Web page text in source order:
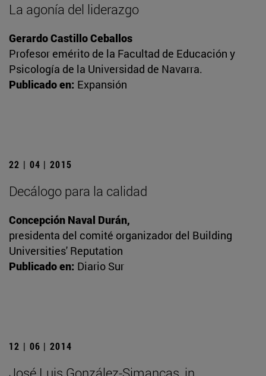
La agonía del liderazgo
Gerardo Castillo Ceballos
Profesor emérito de la Facultad de Educación y
Psicología de la Universidad de Navarra.
Publicado en: Expansión
22 | 04 | 2015
Decálogo para la calidad
Concepción Naval Durán,
presidenta del comité organizador del Building
Universities' Reputation
Publicado en: Diario Sur
12 | 06 | 2014